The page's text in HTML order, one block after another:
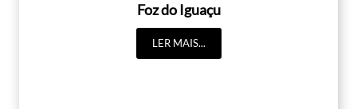
Foz do Iguaçu
LER MAIS...